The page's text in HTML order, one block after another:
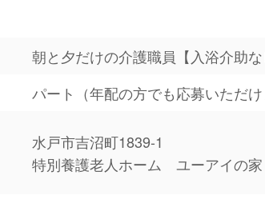
朝と夕だけの介護職員【入浴介助な
パート（年配の方でも応募いただけ
水戸市吉沼町1839-1
特別養護老人ホーム ユーアイの家